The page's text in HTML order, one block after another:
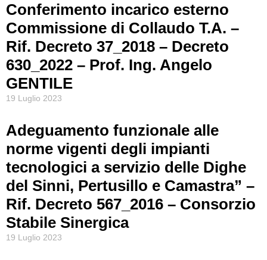
Conferimento incarico esterno
Commissione di Collaudo T.A. –
Rif. Decreto 37_2018 – Decreto
630_2022 – Prof. Ing. Angelo
GENTILE
19 Luglio 2023
Adeguamento funzionale alle
norme vigenti degli impianti
tecnologici a servizio delle Dighe
del Sinni, Pertusillo e Camastra” –
Rif. Decreto 567_2016 – Consorzio
Stabile Sinergica
19 Luglio 2023